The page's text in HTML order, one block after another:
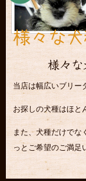
当店は幅広いブリー
お探しの犬種はほと
また、犬種だけでな
っとご希望のご満足